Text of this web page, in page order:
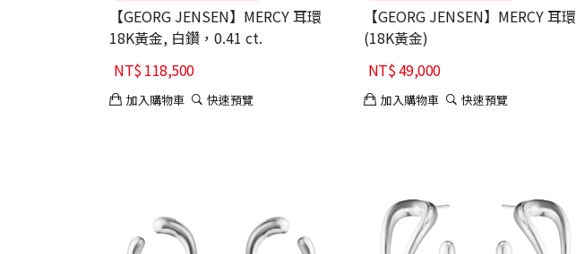
【GEORG JENSEN】MERCY 耳環
18K黃金, 白鑽，0.41 ct.
NT$118,500
加入購物車 快速預覽
【GEORG JENSEN】MERCY 耳環
(18K黃金)
NT$49,000
加入購物車 快速預覽